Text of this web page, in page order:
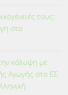
τους:
στο
κάλυψη με
Αγωγής στο ΕΣ